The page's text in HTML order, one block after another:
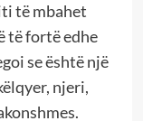
të mbahet
të fortë edhe
se është një
njeri,